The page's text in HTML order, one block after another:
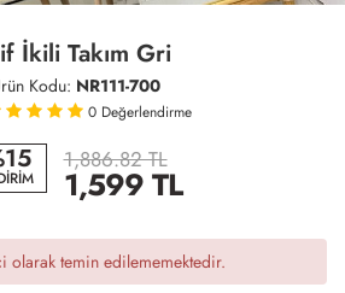
İkili Takım Gri
Kodu: NR111-700
0 Değerlendirme
1,886.82 TL
1,599TL
olarak temin edilememektedir.